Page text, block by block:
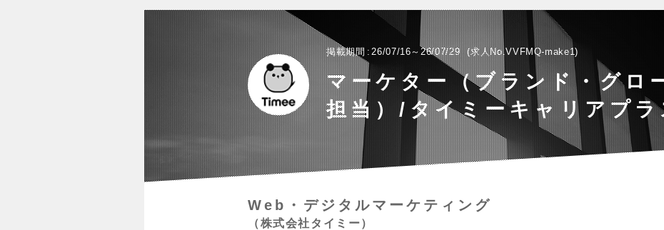
掲載期間 26/07/16～26/07/29 求人No.VVFMQ-make1
マーケター（ブランド・グロ
担当）/タイミーキャリアプラ
Web・デジタルマーケティング
株式会社タイミー